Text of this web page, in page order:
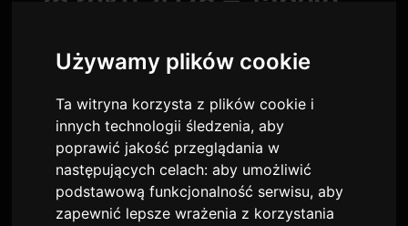
Używamy plików cookie
Ta witryna korzysta z plików cookie i
innych technologii śledzenia, aby
poprawić jakość przeglądania w
następujących celach:aby umożliwić
podstawową funkcjonalność serwisu,aby
zapewnić lepsze wrażenia z korzystania
11,990 wyświetleń
Tegoroczna lista 40 najlepszych piosenek
pozostaje mocna na szczycie, a „BIRDS OF A
FEATHER” Billie Eilish utrzymuje się na pierwszej